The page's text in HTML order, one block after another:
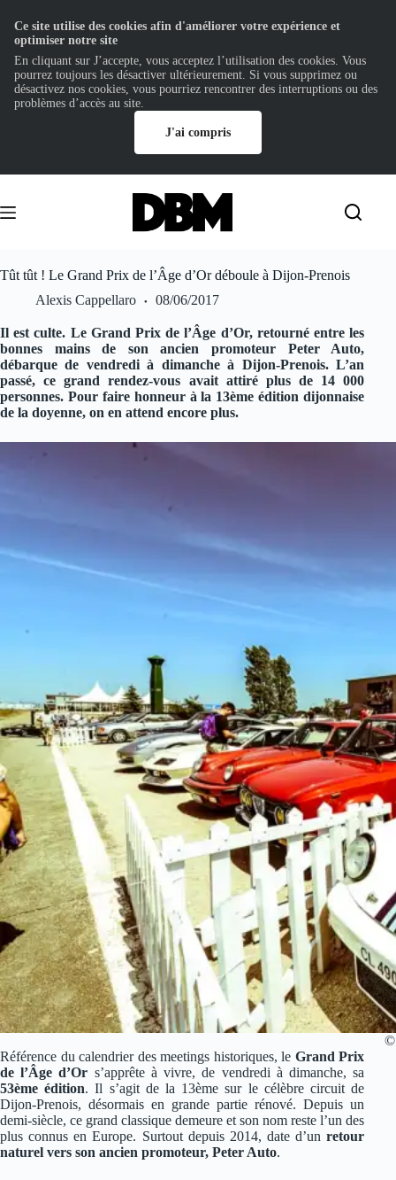
contenu
Tût tût ! Le Grand Prix de l’Âge d’Or déboule à Dijon-Prenois
Alexis Cappellaro
08/06/2017
Il est culte. Le Grand Prix de l’Âge d’Or, retourné entre les
bonnes mains de son ancien promoteur Peter Auto,
débarque de vendredi à dimanche à Dijon-Prenois. L’an
passé, ce grand rendez-vous avait attiré plus de 14 000
personnes. Pour faire honneur à la 13ème édition dijonnaise
de la doyenne, on en attend encore plus.
©
Référence du calendrier des meetings historiques, le Grand Prix
de l’Âge d’Or s’apprête à vivre, de vendredi à dimanche, sa
53ème édition. Il s’agit de la 13ème sur le célèbre circuit de
Dijon-Prenois, désormais en grande partie rénové. Depuis un
demi-siècle, ce grand classique demeure et son nom reste l’un des
plus connus en Europe. Surtout depuis 2014, date d’unretour
naturel vers son ancien promoteur, Peter Auto.
Ce site utilise des cookies afin d'améliorer votre expérience et
optimiser notre site
En cliquant sur J’accepte, vous acceptez l’utilisation des cookies. Vous
pourrez toujours les désactiver ultérieurement. Si vous supprimez ou
désactivez nos cookies, vous pourriez rencontrer des interruptions ou des
problèmes d’accès au site.
J'ai compris